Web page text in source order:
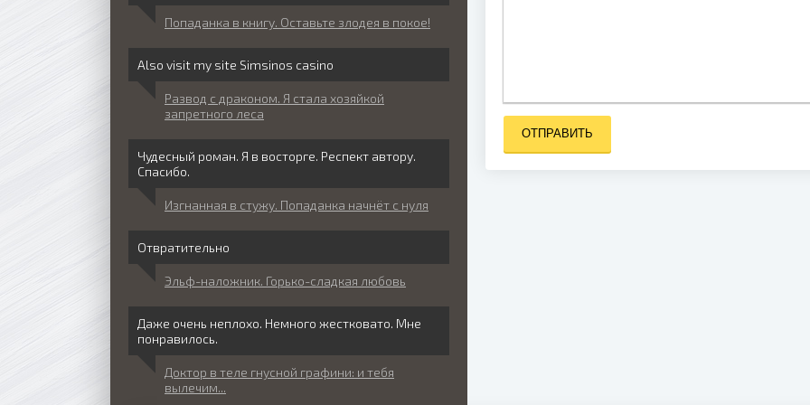
ОТПРАВИТЬ
Попаданка в книгу. Оставьте злодея в покое!
Also visit my site Simsinos casino
Развод с драконом. Я стала хозяйкой
запретного леса
Чудесный роман. Я в восторге. Респект автору.
Спасибо.
Изгнанная в стужу. Попаданка начнёт с нуля
Отвратительно
Эльф-наложник. Горько-сладкая любовь
Даже очень неплохо. Немного жестковато. Мне
понравилось.
Доктор в теле гнусной графини: и тебя
вылечим...